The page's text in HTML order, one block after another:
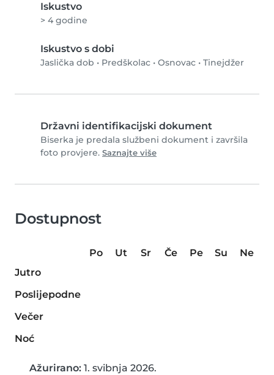
Iskustvo
> 4 godine
Iskustvo s dobi
Jaslička dob • Predškolac • Osnovac • Tinejdžer
Državni identifikacijski dokument
Biserka je predala službeni dokument i završila
foto provjere. Saznajte više
Dostupnost
Po Ut Sr Če Pe Su
Ne
Jutro
Poslijepodne
Večer
Noć
Ažurirano: 1. svibnja 2026.